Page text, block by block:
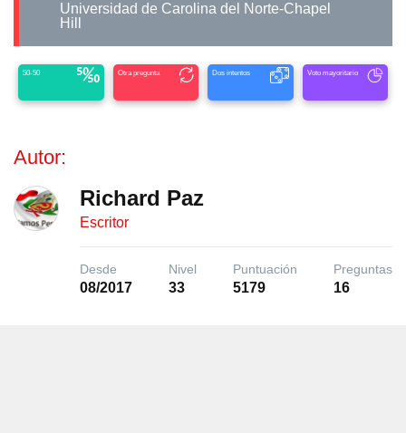
Universidad de Carolina del Norte-Chapel
Hill
50-50 Otra pregunta Dos intentos Voto mayoritario
Autor:
Richard Paz
Escritor
Desde
08/2017
Nivel
33
Puntuación
5179
Preguntas
16